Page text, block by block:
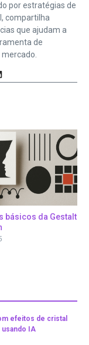
por estratégias de
compartilha
que ajudam a
de
básicos da Gestalt
efeitos de cristal
usando IA